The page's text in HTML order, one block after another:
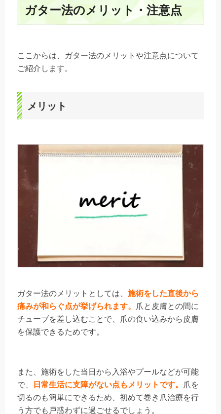
ガター法のメリット・注意点
ここからは、ガター法のメリットや注意点について
ご紹介します。
メリット
ガター法のメリットとしては、 施術をした直後から
痛みが和らぐ点が挙げられます。
爪と皮膚との間に
チューブを差し込むことで、爪の食い込みから皮膚
を保護できるためです。
また、施術をした当日から入浴やプールなどが可能
で、
日常生活に支障がない点もメリットです。
爪を
切るのも簡単にできるため、初めて巻き爪治療を行
う方でも戸惑わずに過ごせるでしょう。